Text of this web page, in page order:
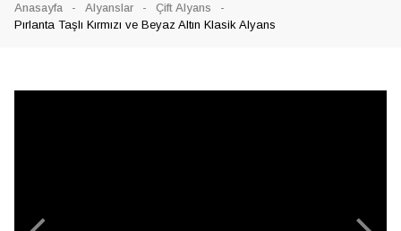
Anasayfa Alyanslar
Çift Alyans
Pırlanta Taşlı Kırmızı ve Beyaz Altın Klasik Alyans